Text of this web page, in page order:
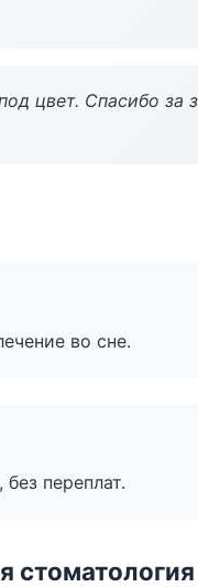
цвет. Спасибо за
во сне.
переплат.
стоматология